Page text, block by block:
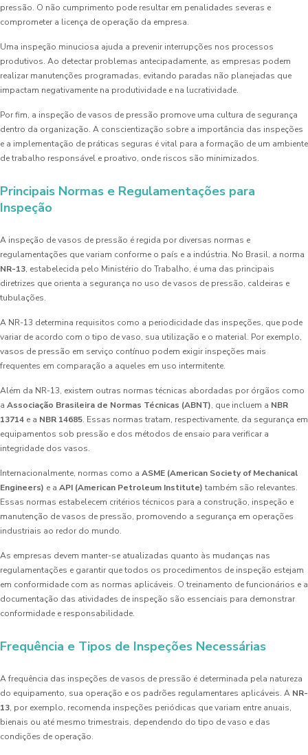
pressão. O não cumprimento pode resultar em penalidades severas e
comprometer a licença de operação da empresa.
Uma inspeção minuciosa ajuda a prevenir interrupções nos processos
produtivos. Ao detectar problemas antecipadamente, as empresas podem
realizar manutenções programadas, evitando paradas não planejadas que
impactam negativamente na produtividade e na lucratividade.
Por fim, a inspeção de vasos de pressão promove uma cultura de segurança
dentro da organização. A conscientização sobre a importância das inspeções
e a implementação de práticas seguras é vital para a formação de um ambiente
de trabalho responsável e proativo, onde riscos são minimizados.
Principais Normas e Regulamentações para
Inspeção
A inspeção de vasos de pressão é regida por diversas normas e
regulamentações que variam conforme o país e a indústria. No Brasil, a norma
NR-13, estabelecida pelo Ministério do Trabalho, é uma das principais
diretrizes que orienta a segurança no uso de vasos de pressão, caldeiras e
tubulações.
A NR-13 determina requisitos como a periodicidade das inspeções, que pode
variar de acordo com o tipo de vaso, sua utilização e o material. Por exemplo,
vasos de pressão em serviço contínuo podem exigir inspeções mais
frequentes em comparação a aqueles em uso intermitente.
Além da NR-13, existem outras normas técnicas abordadas por órgãos como
a Associação Brasileira de Normas Técnicas (ABNT), que incluem a NBR
13714 e a NBR 14685. Essas normas tratam, respectivamente, da segurança em
equipamentos sob pressão e dos métodos de ensaio para verificar a
integridade dos vasos.
Internacionalmente, normas como a ASME (American Society of Mechanical
Engineers) e a API (American Petroleum Institute) também são relevantes.
Essas normas estabelecem critérios técnicos para a construção, inspeção e
manutenção de vasos de pressão, promovendo a segurança em operações
industriais ao redor do mundo.
As empresas devem manter-se atualizadas quanto às mudanças nas
regulamentações e garantir que todos os procedimentos de inspeção estejam
em conformidade com as normas aplicáveis. O treinamento de funcionários e a
documentação das atividades de inspeção são essenciais para demonstrar
conformidade e responsabilidade.
Frequência e Tipos de Inspeções Necessárias
A frequência das inspeções de vasos de pressão é determinada pela natureza
do equipamento, sua operação e os padrões regulamentares aplicáveis. A NR-
13, por exemplo, recomenda inspeções periódicas que variam entre anuais,
bienais ou até mesmo trimestrais, dependendo do tipo de vaso e das
condições de operação.